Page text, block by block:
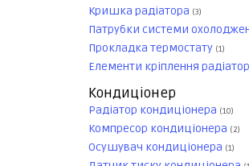
Кришка радіатора (3)
Патрубки системи
Прокладка термостату (1)
Елементи кріплення
Кондиціонер
Радіатор кондиціонера (10)
Компресор кондиціонера (2)
Осушувач кондиціонера (1)